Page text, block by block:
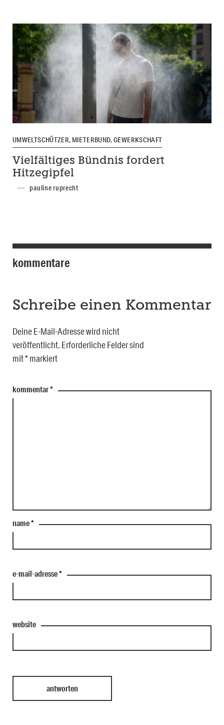
UMWELTSCHÜTZER, MIETERBUND, GEWERKSCHAFT
Vielfältiges Bündnis fordert
Hitzegipfel
pauline ruprecht
kommentare
Schreibe einen Kommentar
Deine E-Mail-Adresse wird nicht
veröffentlicht. Erforderliche Felder sind
mit*markiert
kommentar*
name*
e-mail-adresse*
website